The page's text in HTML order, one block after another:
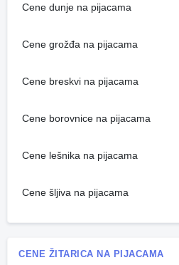
Cene dunje na pijacama
Cene grožđa na pijacama
Cene breskvi na pijacama
Cene borovnice na pijacama
Cene lešnika na pijacama
Cene šljiva na pijacama
CENE ŽITARICA NA PIJACAMA